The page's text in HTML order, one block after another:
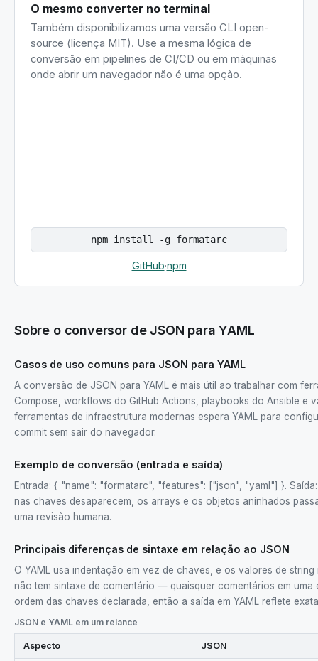
O mesmo converter no terminal
Também disponibilizamos uma versão CLI open-
source (licença MIT). Use a mesma lógica de
conversão em pipelines de CI/CD ou em máquinas
onde abrir um navegador não é uma opção.
npm install -g formatarc
GitHub·npm
Sobre o conversor de JSON para YAML
Casos de uso comuns para JSON para YAML
A conversão de JSON para YAML é mais útil ao trabalhar com
Compose, workflows do GitHub Actions, playbooks do Ansible e
ferramentas de infraestrutura modernas espera YAML para
commit sem sair do navegador.
Exemplo de conversão (entrada e saída)
Entrada: { "name": "formatarc", "features": ["json", "yaml"] }.
nas chaves desaparecem, os arrays e os objetos aninhados
uma revisão humana.
Principais diferenças de sintaxe em relação ao JSON
O YAML usa indentação em vez de chaves, e os valores de
não tem sintaxe de comentário — quaisquer comentários em
ordem das chaves declarada, então a saída em YAML reflete
JSON e YAML em um relance
Aspecto JSON